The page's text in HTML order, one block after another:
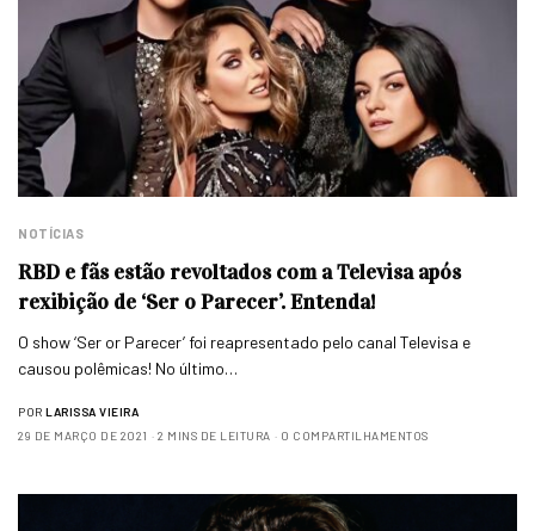
NOTÍCIAS
RBD e fãs estão revoltados com a Televisa após
rexibição de ‘Ser o Parecer’. Entenda!
O show ‘Ser or Parecer’ foi reapresentado pelo canal Televisa e
causou polêmicas! No último…
POR LARISSA VIEIRA
29 DE MARÇO DE 2021
2 MINS DE LEITURA 0 COMPARTILHAMENTOS